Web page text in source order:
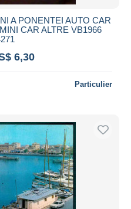
A PONENTEI AUTO CAR
CAR ALTRE VB1966
6,30
Particulier